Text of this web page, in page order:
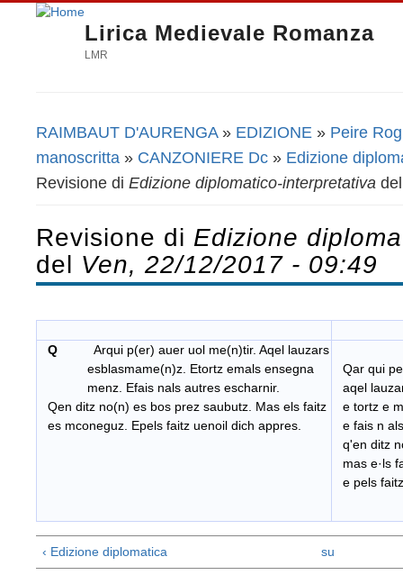
Lirica Medievale Romanza
LMR
Tu sei qui
RAIMBAUT D'AURENGA» EDIZIONE » Peire
manoscritta » CANZONIERE Dc » Edizione
Revisione di Edizione diplomatico-interpretativa
Revisione di Edizione
del Ven, 22/12/2017 - 09:49
Q
Arqui p(er) auer uol me(n)tir. Aqel lauzars
esblasmame(n)z. Etortz emals ensegna
menz. Efais nals autres escharnir.
Qen ditz no(n) es bos prez saubutz. Mas els faitz
es mconeguz. Epels faitz uenoil dich appres.
Qar qui
aqel
e tortz e
e fais n
q'en ditz
mas e·ls
e pels
‹ Edizione diplomatica su